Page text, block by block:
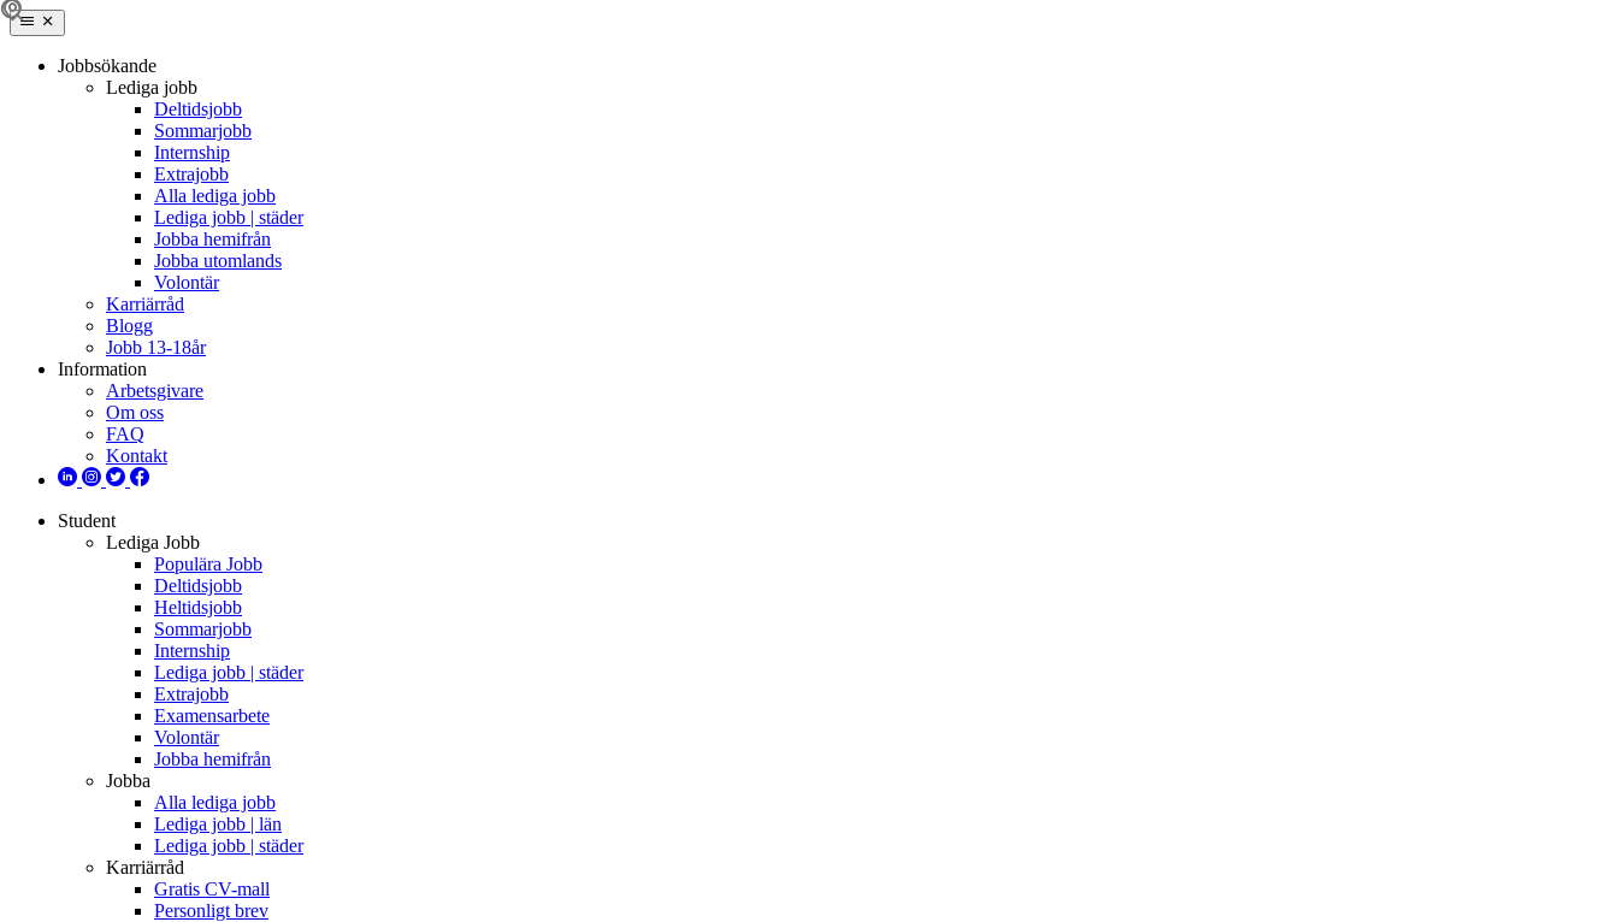
Jobbsökande
Lediga jobb
Deltidsjobb
Sommarjobb
Internship
Extrajobb
Alla lediga jobb
Lediga jobb | städer
Jobba hemifrån
Jobba utomlands
Volontär
Karriärråd
Blogg
Jobb 13-18år
Information
Arbetsgivare
Om oss
FAQ
Kontakt
Student
Lediga Jobb
Populära Jobb
Deltidsjobb
Heltidsjobb
Sommarjobb
Internship
Lediga jobb | städer
Extrajobb
Examensarbete
Volontär
Jobba hemifrån
Jobba
Alla lediga jobb
Lediga jobb | län
Lediga jobb | städer
Karriärråd
Gratis CV-mall
Personligt brev